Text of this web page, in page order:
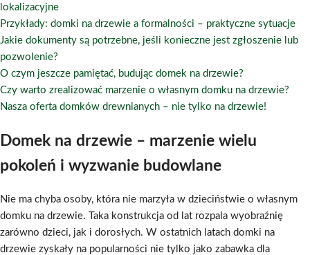
lokalizacyjne
Przykłady: domki na drzewie a formalności – praktyczne sytuacje
Jakie dokumenty są potrzebne, jeśli konieczne jest zgłoszenie lub
pozwolenie?
O czym jeszcze pamiętać, budując domek na drzewie?
Czy warto zrealizować marzenie o własnym domku na drzewie?
Nasza oferta domków drewnianych – nie tylko na drzewie!
Domek na drzewie – marzenie wielu
pokoleń i wyzwanie budowlane
Nie ma chyba osoby, która nie marzyła w dzieciństwie o własnym
domku na drzewie. Taka konstrukcja od lat rozpala wyobraźnię
zarówno dzieci, jak i dorosłych. W ostatnich latach domki na
drzewie zyskały na popularności nie tylko jako zabawka dla